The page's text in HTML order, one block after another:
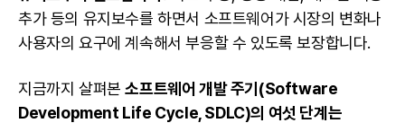
추가 등의 유지보수를 하면서 소프트웨어가 시장의 변화나
사용자의 요구에 계속해서 부응할 수 있도록 보장합니다.
지금까지 살펴본소프트웨어 개발 주기(Software
Development Life Cycle, SDLC)의 여섯 단계는